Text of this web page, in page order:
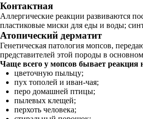
Контактная
Аллергические реакции развиваются
пластиковые миски для еды и воды;
Атопический дерматит
Генетическая патология мопсов,
представителей этой породы в
Чаще всего у мопсов бывает реакция
цветочную пыльцу;
пух тополей и иван-чая;
перо домашней птицы;
пылевых клещей;
перхоть человека;